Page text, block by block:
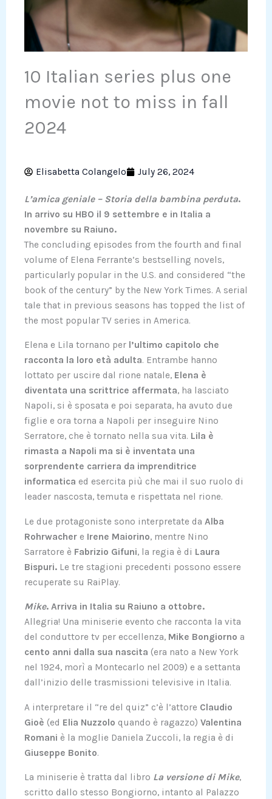
10 Italian series plus one
movie not to miss in fall
2024
Elisabetta Colangelo July 26, 2024
L’amica geniale – Storia della bambina perduta.
In arrivo su HBO il 9 settembre e in Italia a
novembre su Raiuno.
The concluding episodes from the fourth and final
volume of Elena Ferrante’s bestselling novels,
particularly popular in the U.S. and considered “the
book of the century” by the New York Times. A serial
tale that in previous seasons has topped the list of
the most popular TV series in America.
Elena e Lila tornano per l’ultimo capitolo che
racconta la loro età adulta. Entrambe hanno
lottato per uscire dal rione natale, Elena è
diventata una scrittrice affermata, ha lasciato
Napoli, si è sposata e poi separata, ha avuto due
figlie e ora torna a Napoli per inseguire Nino
Serratore, che è tornato nella sua vita. Lila è
rimasta a Napoli ma si è inventata una
sorprendente carriera da imprenditrice
informatica ed esercita più che mai il suo ruolo di
leader nascosta, temuta e rispettata nel rione.
Le due protagoniste sono interpretate da Alba
Rohrwacher e Irene Maiorino, mentre Nino
Sarratore è Fabrizio Gifuni, la regia è di Laura
Bispuri. Le tre stagioni precedenti possono essere
recuperate su RaiPlay.
Mike. Arriva in Italia su Raiuno a ottobre.
Allegria! Una miniserie evento che racconta la vita
del conduttore tv per eccellenza, Mike Bongiorno a
cento anni dalla sua nascita (era nato a New York
nel 1924, morì a Montecarlo nel 2009) e a settanta
dall’inizio delle trasmissioni televisive in Italia.
A interpretare il “re del quiz” c’è l’attore Claudio
Gioè (ed Elia Nuzzolo quando è ragazzo) Valentina
Romani è la moglie Daniela Zuccoli, la regia è di
Giuseppe Bonito.
La miniserie è tratta dal libro La versione di Mike,
scritto dallo stesso Bongiorno, intanto al Palazzo